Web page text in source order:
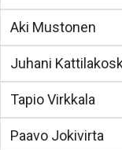
Aki Mustonen
Juhani
Tapio Virkkala
Paavo Jokivirta